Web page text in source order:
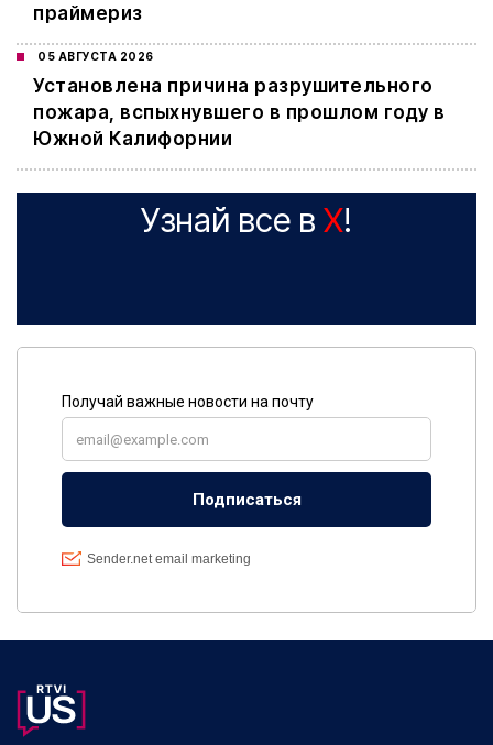
праймериз
05 АВГУСТА 2026
Установлена причина разрушительного
пожара, вспыхнувшего в прошлом году в
Южной Калифорнии
Узнай все в X!